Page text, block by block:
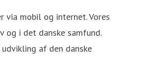
via mobil og internet. Vores
og i det danske samfund.
af den danske